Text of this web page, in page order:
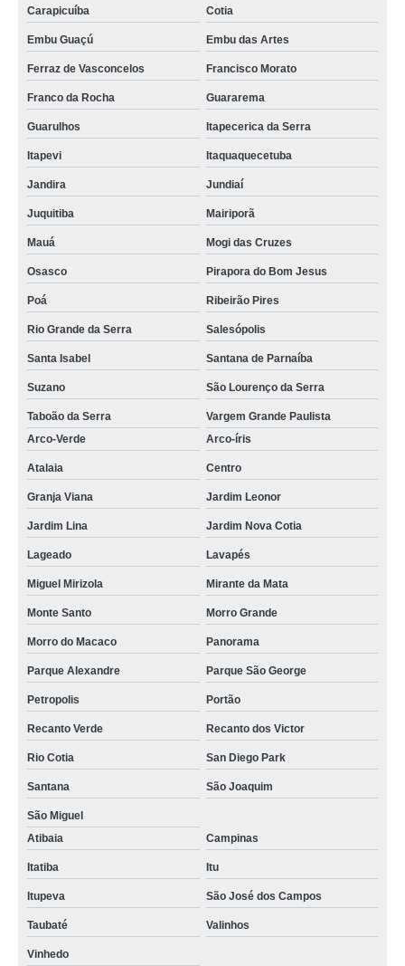
Carapicuíba Cotia
Embu Guaçú Embu das Artes
Ferraz de Vasconcelos Francisco Morato
Franco da Rocha Guararema
Guarulhos Itapecerica da Serra
Itapevi Itaquaquecetuba
Jandira Jundiaí
Juquitiba Mairiporã
Mauá Mogi das Cruzes
Osasco Pirapora do Bom Jesus
Poá Ribeirão Pires
Rio Grande da Serra Salesópolis
Santa Isabel Santana de Parnaíba
Suzano São Lourenço da Serra
Taboão da Serra
Vargem Grande Paulista
Arco-Verde
Arco-íris
Atalaia Centro
Granja Viana Jardim Leonor
Jardim Lina Jardim Nova Cotia
Lageado Lavapés
Miguel Mirizola Mirante da Mata
Monte Santo Morro Grande
Morro do Macaco Panorama
Parque Alexandre Parque São George
Petropolis Portão
Recanto Verde Recanto dos Victor
Rio Cotia San Diego Park
Santana São Joaquim
São Miguel
Atibaia
Campinas
Itatiba Itu
Itupeva São José dos Campos
Taubaté Valinhos
Vinhedo